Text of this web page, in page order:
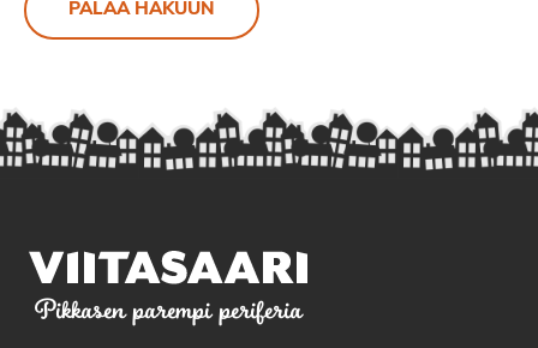
PALAA HAKUUN
Pikkasen parempi periferia